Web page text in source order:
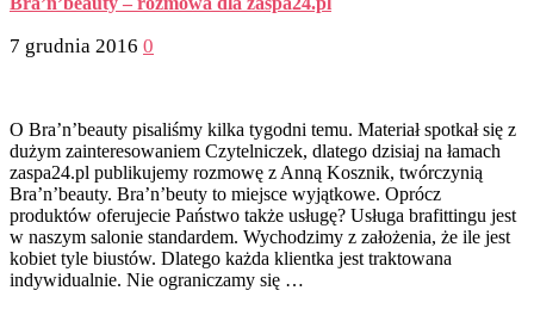
7 grudnia 2016 0
O Bra’n’beauty pisaliśmy kilka tygodni temu. Materiał spotkał się z
dużym zainteresowaniem Czytelniczek, dlatego dzisiaj na łamach
zaspa24.pl publikujemy rozmowę z Anną Kosznik, twórczynią
Bra’n’beauty. Bra’n’beuty to miejsce wyjątkowe. Oprócz
produktów oferujecie Państwo także usługę? Usługa brafittingu jest
w naszym salonie standardem. Wychodzimy z założenia, że ile jest
kobiet tyle biustów. Dlatego każda klientka jest traktowana
indywidualnie. Nie ograniczamy się …